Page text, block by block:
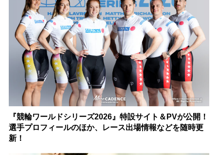
『競輪ワールドシリーズ2026』特設サイト＆PVが公開！
選手プロフィールのほか、レース出場情報などを随時更
新！